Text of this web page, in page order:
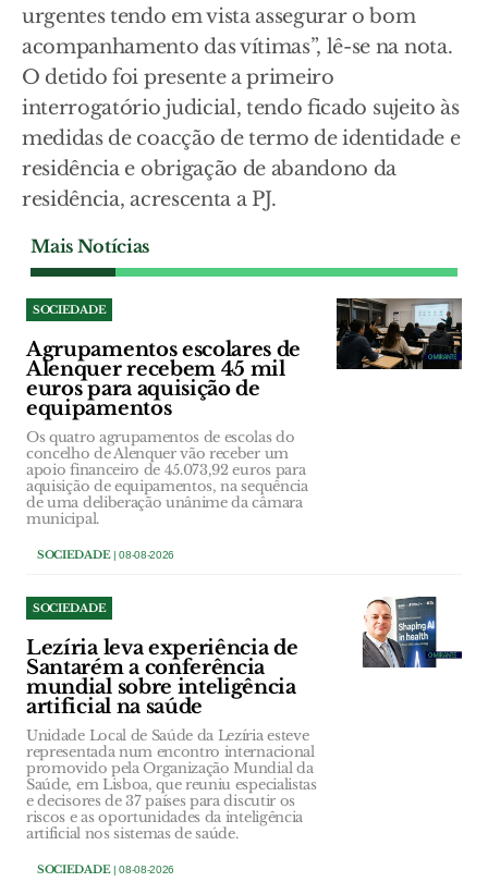
urgentes tendo em vista assegurar o bom
acompanhamento das vítimas”, lê-se na nota.
O detido foi presente a primeiro
interrogatório judicial, tendo ficado sujeito às
medidas de coacção de termo de identidade e
residência e obrigação de abandono da
residência, acrescenta a PJ.
Mais Notícias
SOCIEDADE
Agrupamentos escolares de
Alenquer recebem 45 mil
euros para aquisição de
equipamentos
Os quatro agrupamentos de escolas do
concelho de Alenquer vão receber um
apoio financeiro de 45.073,92 euros para
aquisição de equipamentos, na sequência
de uma deliberação unânime da câmara
municipal.
SOCIEDADE| 08-08-2026
SOCIEDADE
Lezíria leva experiência de
Santarém a conferência
mundial sobre inteligência
artificial na saúde
Unidade Local de Saúde da Lezíria esteve
representada num encontro internacional
promovido pela Organização Mundial da
Saúde, em Lisboa, que reuniu especialistas
e decisores de 37 países para discutir os
riscos e as oportunidades da inteligência
artificial nos sistemas de saúde.
SOCIEDADE| 08-08-2026